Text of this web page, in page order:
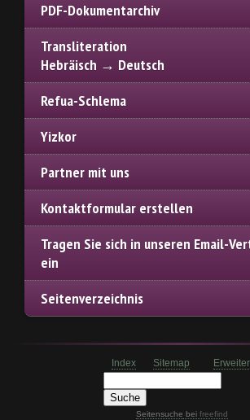
PDF-Dokumentarchiv
Transliteration
Hebräisch → Deutsch
Refua-Schlema
Yizkor
Partner mit uns
Kontaktformular erstellen
Tragen Sie sich in unseren Email-
ein
Seitenverzeichnis
Index Sitemap
Seitensuche beifreefind